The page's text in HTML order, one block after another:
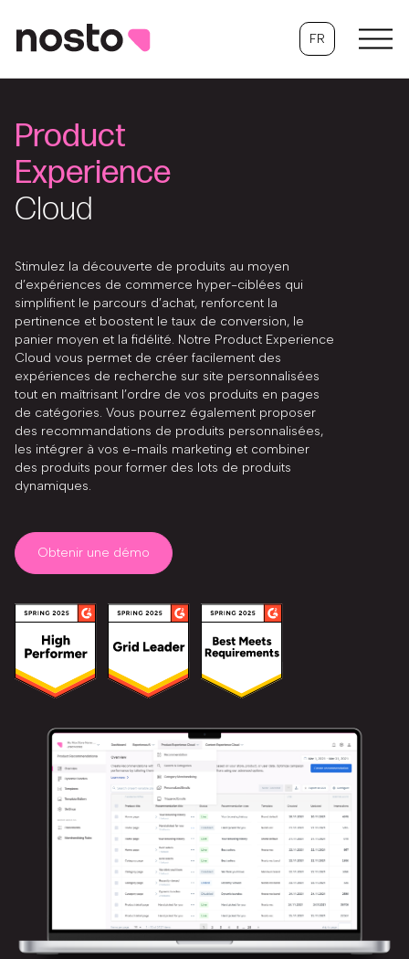
FR
Product
Experience
Cloud
Stimulez la découverte de produits au moyen
d’expériences de commerce hyper-ciblées qui
simplifient le parcours d’achat, renforcent la
pertinence et boostent le taux de conversion, le
panier moyen et la fidélité. Notre Product Experience
Cloud vous permet de créer facilement des
expériences de recherche sur site personnalisées
tout en maîtrisant l’ordre de vos produits en pages
de catégories. Vous pourrez également proposer
des recommandations de produits personnalisées,
les intégrer à vos e-mails marketing et combiner
des produits pour former des lots de produits
dynamiques.
Obtenir une démo